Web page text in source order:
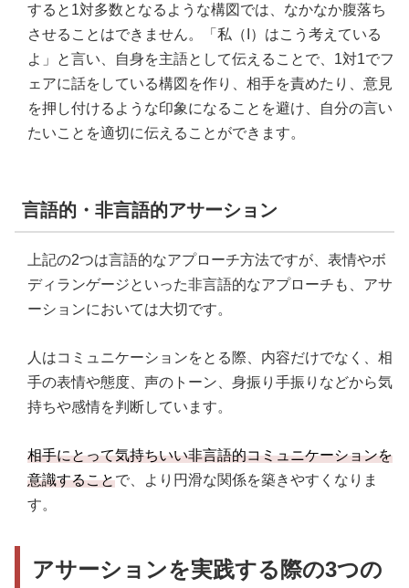
すると1対多数となるような構図では、なかなか腹落ち
させることはできません。「私（I）はこう考えている
よ」と言い、自身を主語として伝えることで、1対1でフ
ェアに話をしている構図を作り、相手を責めたり、意見
を押し付けるような印象になることを避け、自分の言い
たいことを適切に伝えることができます。
言語的・非言語的アサーション
上記の2つは言語的なアプローチ方法ですが、表情やボ
ディランゲージといった非言語的なアプローチも、アサ
ーションにおいては大切です。
人はコミュニケーションをとる際、内容だけでなく、相
手の表情や態度、声のトーン、身振り手振りなどから気
持ちや感情を判断しています。
相手にとって気持ちいい非言語的コミュニケーションを
意識することで、より円滑な関係を築きやすくなりま
す。
アサーションを実践する際の3つの